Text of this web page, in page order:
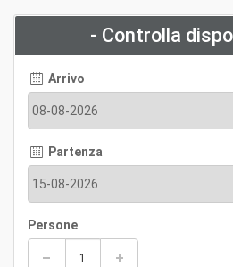
- Controlla
Arrivo
Partenza
Persone